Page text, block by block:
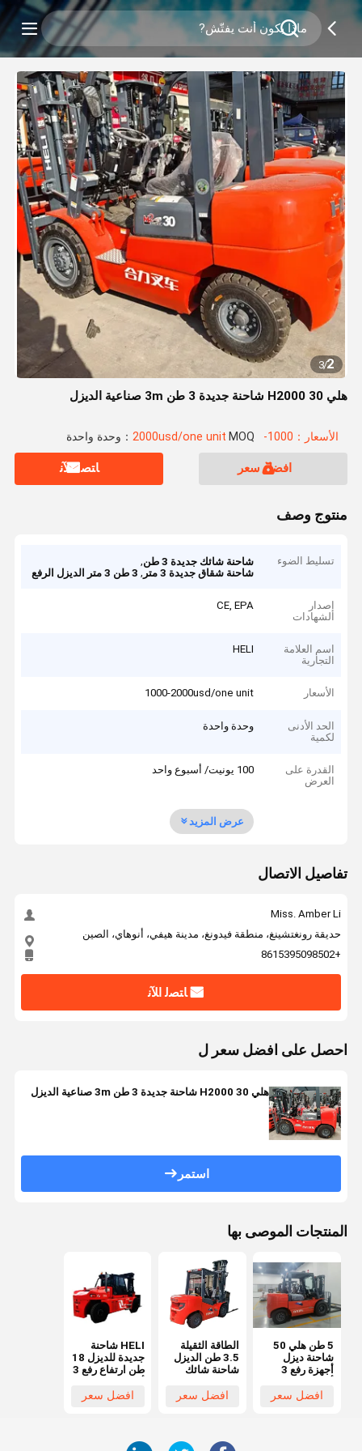
2
/
3
هلي H2000 30 شاحنة جديدة 3 طن 3m صناعية الديزل
الأسعار：1000-2000usd/one unit MOQ：وحدة واحدة
افضل سعر ﺎﺘﺼﻟ ﺍﻶﻧ
منتوج وصف
تسليط الضوء شاحنة شائك جديدة 3 طن
,
شاحنة شقاق جديدة 3 متر
, 3 طن 3 متر الديزل الرفع
إصدار
الشهادات
CE, EPA
اسم العلامة
التجارية
HELI
الأسعار 1000-2000usd/one unit
الحد الأدنى
لكمية
وحدة واحدة
القدرة على
العرض
100 يونيت/ أسبوع واحد
عرض المزيد
تفاصيل الاتصال
Miss. Amber Li
حديقة رونغتشينغ، منطقة فيدونغ، مدينة هيفي، أنوهاي، الصين
+8615395098502
ﺎﺘﺼﻟ ﺍﻶﻧ
احصل على افضل سعر ل
هلي H2000 30 شاحنة جديدة 3 طن 3m صناعية الديزل
استمر
المنتجات الموصى بها
5 طن هلي 50
شاحنة ديزل
أجهزة رفع 3
5000 كجم
افضل سعر
الطاقة الثقيلة
3.5 طن الديزل
شاحنة شائك
رفع 3m الطلاء
افضل سعر
HELI شاحنة
جديدة للديزل 18
طن ارتفاع رفع 3
الأصلي غير
افضل سعر